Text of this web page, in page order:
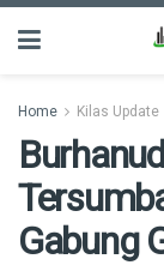
Home Kilas Update
Gabung